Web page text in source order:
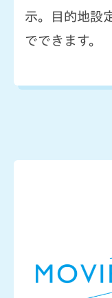
示。目的地設
でできます。